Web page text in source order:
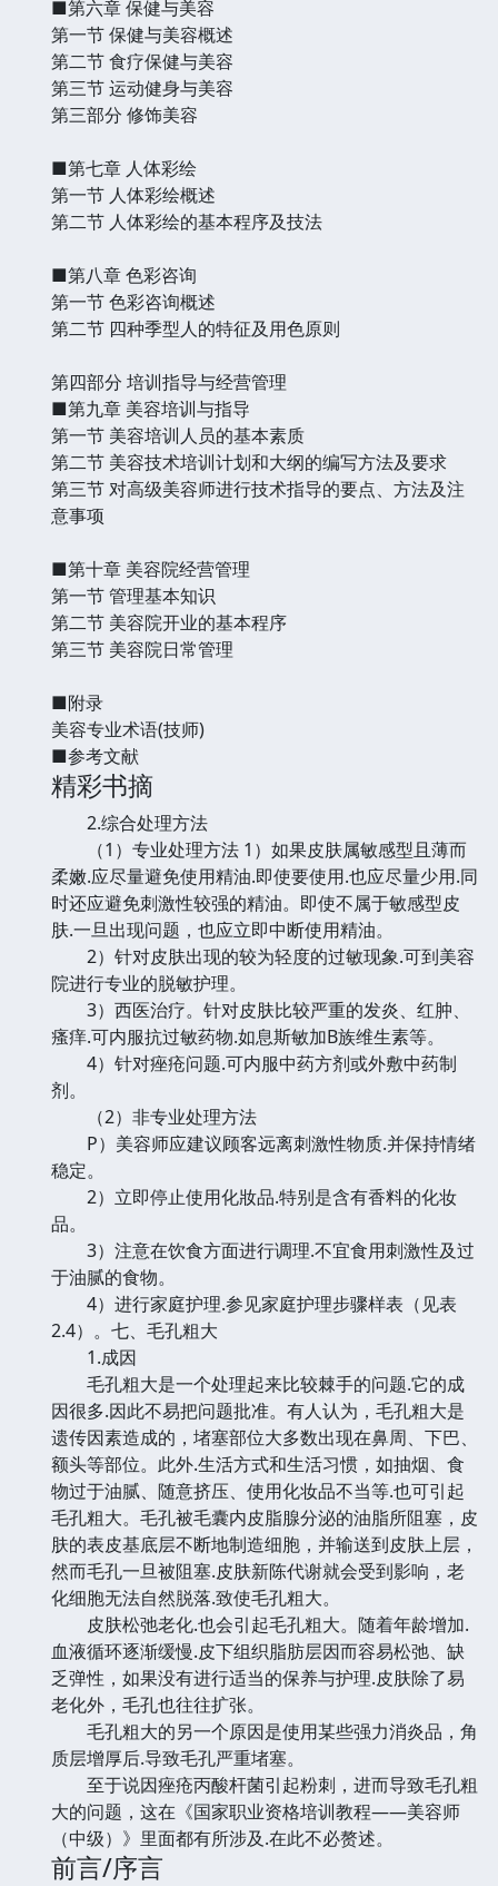
■第六章 保健与美容
第一节 保健与美容概述
第二节 食疗保健与美容
第三节 运动健身与美容
第三部分 修饰美容
■第七章 人体彩绘
第一节 人体彩绘概述
第二节 人体彩绘的基本程序及技法
■第八章 色彩咨询
第一节 色彩咨询概述
第二节 四种季型人的特征及用色原则
第四部分 培训指导与经营管理
■第九章 美容培训与指导
第一节 美容培训人员的基本素质
第二节 美容技术培训计划和大纲的编写方法及要求
第三节 对高级美容师进行技术指导的要点、方法及注
意事项
■第十章 美容院经营管理
第一节 管理基本知识
第二节 美容院开业的基本程序
第三节 美容院日常管理
■附录
美容专业术语(技师)
■参考文献
精彩书摘
2.综合处理方法
（1）专业处理方法 1）如果皮肤属敏感型且薄而
柔嫩.应尽量避免使用精油.即使要使用.也应尽量少用.同
时还应避免刺激性较强的精油。即使不属于敏感型皮
肤.一旦出现问题，也应立即中断使用精油。
2）针对皮肤出现的较为轻度的过敏现象.可到美容
院进行专业的脱敏护理。
3）西医治疗。针对皮肤比较严重的发炎、红肿、
瘙痒.可内服抗过敏药物.如息斯敏加B族维生素等。
4）针对痤疮问题.可内服中药方剂或外敷中药制
剂。
（2）非专业处理方法
P）美容师应建议顾客远离刺激性物质.并保持情绪
稳定。
2）立即停止使用化妝品.特别是含有香料的化妆
品。
3）注意在饮食方面进行调理.不宜食用刺激性及过
于油腻的食物。
4）进行家庭护理.参见家庭护理步骤样表（见表
2.4）。七、毛孔粗大
1.成因
毛孔粗大是一个处理起来比较棘手的问题.它的成
因很多.因此不易把问题批准。有人认为，毛孔粗大是
遗传因素造成的，堵塞部位大多数出现在鼻周、下巴、
额头等部位。此外.生活方式和生活习惯，如抽烟、食
物过于油腻、随意挤压、使用化妆品不当等.也可引起
毛孔粗大。毛孔被毛囊内皮脂腺分泌的油脂所阻塞，皮
肤的表皮基底层不断地制造细胞，并输送到皮肤上层，
然而毛孔一旦被阻塞.皮肤新陈代谢就会受到影响，老
化细胞无法自然脱落.致使毛孔粗大。
皮肤松弛老化.也会引起毛孔粗大。随着年龄增加.
血液循环逐渐缓慢.皮下组织脂肪层因而容易松弛、缺
乏弹性，如果没有进行适当的保养与护理.皮肤除了易
老化外，毛孔也往往扩张。
毛孔粗大的另一个原因是使用某些强力消炎品，角
质层增厚后.导致毛孔严重堵塞。
至于说因痤疮丙酸杆菌引起粉刺，进而导致毛孔粗
大的问题，这在《国家职业资格培训教程——美容师
（中级）》里面都有所涉及.在此不必赘述。
前言/序言